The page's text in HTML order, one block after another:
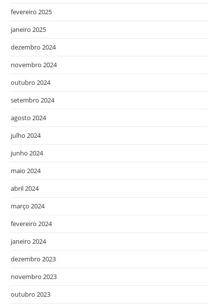
fevereiro 2025
janeiro 2025
dezembro 2024
novembro 2024
outubro 2024
setembro 2024
agosto 2024
julho 2024
junho 2024
maio 2024
abril 2024
março 2024
fevereiro 2024
janeiro 2024
dezembro 2023
novembro 2023
outubro 2023